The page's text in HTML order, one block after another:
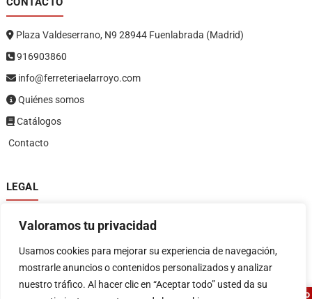
Valoramos tu privacidad
Usamos cookies para mejorar su experiencia de navegación,
mostrarle anuncios o contenidos personalizados y analizar
nuestro tráfico. Al hacer clic en “Aceptar todo” usted da su
Plaza Valdeserrano, N9 28944 Fuenlabrada (Madrid)
916903860
info@ferreteriaelarroyo.com
Quiénes somos
Catálogos
Contacto
LEGAL
Política de privacidad
Política de devoluciones y reembolsos
Términos y condiciones
ASESOR FERRETERO